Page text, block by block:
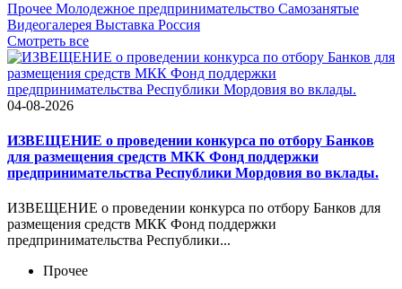
Прочее Молодежное предпринимательство Самозанятые
Видеогалерея Выставка Россия
Cмотреть все
04-08-2026
ИЗВЕЩЕНИЕ о проведении конкурса по отбору Банков
для размещения средств МКК Фонд поддержки
предпринимательства Республики Мордовия во вклады.
ИЗВЕЩЕНИЕ о проведении конкурса по отбору Банков для
размещения средств МКК Фонд поддержки
предпринимательства Республики...
Прочее